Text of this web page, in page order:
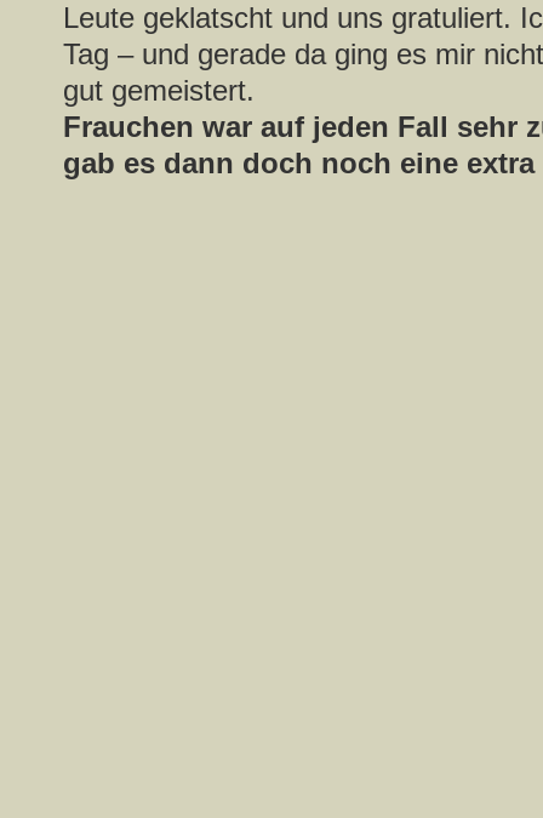
Leute geklatscht und uns gratuliert.
Tag – und gerade da ging es mir
gut gemeistert.
Frauchen war auf jeden Fall sehr
gab es dann doch noch eine